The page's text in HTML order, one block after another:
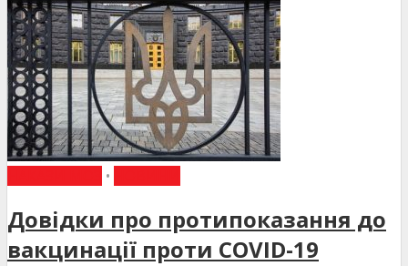
•
Довідки про протипоказання до
вакцинації проти COVID-19